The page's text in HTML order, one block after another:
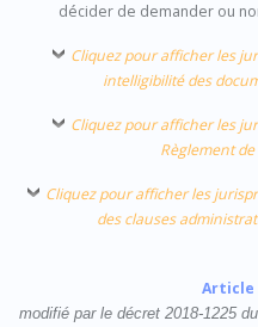
décider de demander ou
Cliquez pour afficher les
intelligibilité des
Cliquez pour afficher les
Règlement
Cliquez pour afficher les
des clauses
Article
modifié par le décret 2018-1225